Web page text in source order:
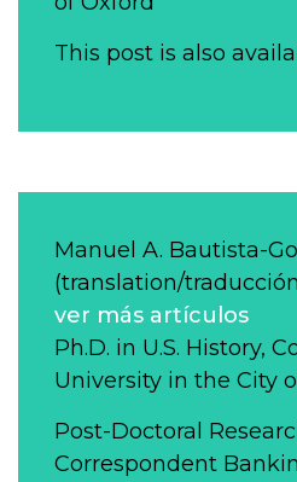
This post is also
Manuel A. Bautista-
(translation/
ver más artículos
Ph.D. in U.S. History,
University in the City
Post-Doctoral
Correspondent